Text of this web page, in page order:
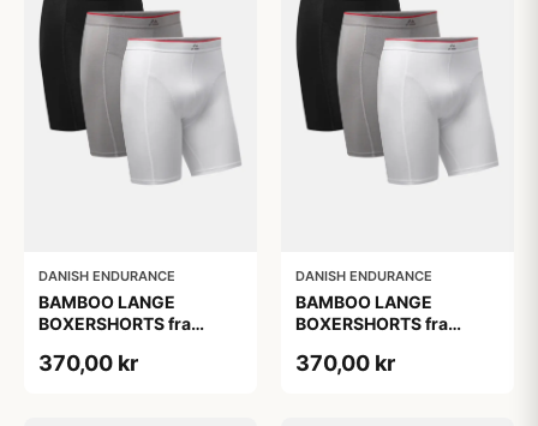
DANISH ENDURANCE
BAMBOO LANGE
BOXERSHORTS fra
Sort/Rød | Grå | Hvid 3-
370,00 kr
DANISH ENDURANCE
BAMBOO LANGE
BOXERSHORTS fra
Sort/Rød | Grå | Hvid 3-
370,00 kr